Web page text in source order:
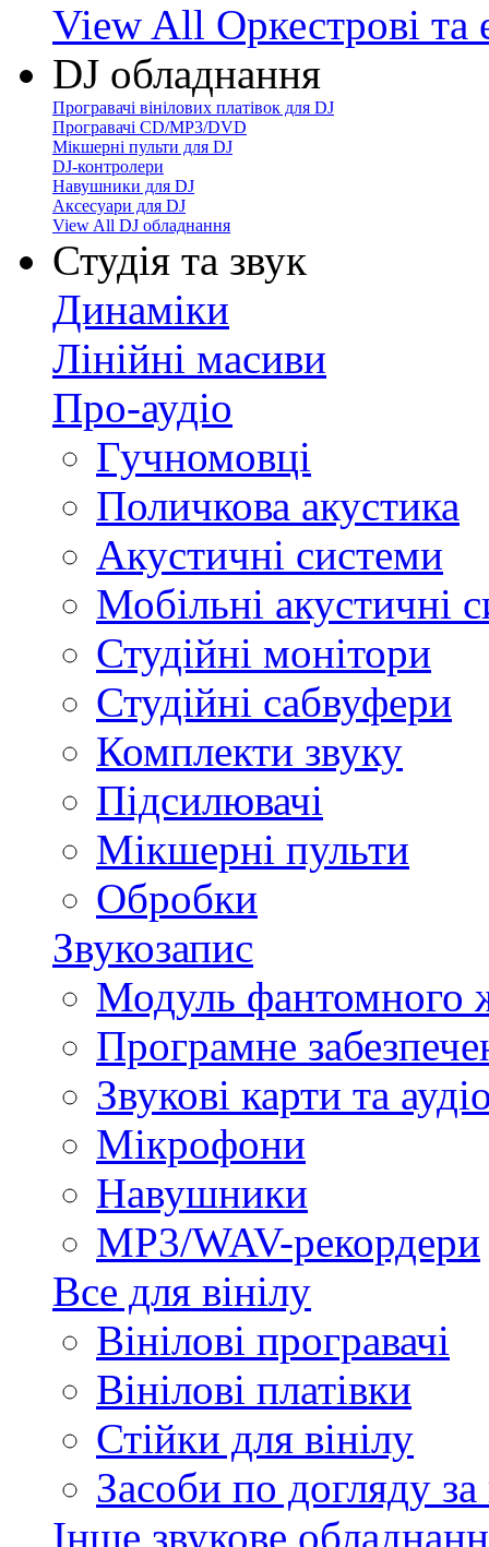
View All Оркестрові та
DJ обладнання
Програвачі вінілових платівок для DJ
Програвачі CD/MP3/DVD
Мікшерні пульти для DJ
DJ-контролери
Навушники для DJ
Аксесуари для DJ
View All DJ обладнання
Студія та звук
Динаміки
Лінійні масиви
Про-аудіо
Гучномовці
Поличкова акустика
Акустичні системи
Мобільні акустичні
Студійні монітори
Студійні сабвуфери
Комплекти звуку
Підсилювачі
Мікшерні пульти
Обробки
Звукозапис
Модуль фантомного
Програмне
Звукові карти та
Мікрофони
Навушники
MP3/WAV-рекордери
Все для вінілу
Вінілові програвачі
Вінілові платівки
Стійки для вінілу
Засоби по догляду за
Інше звукове